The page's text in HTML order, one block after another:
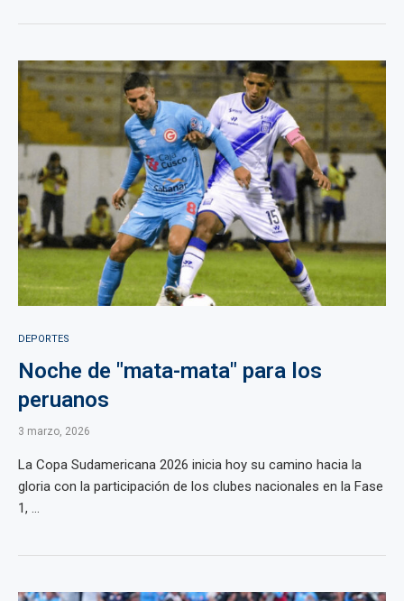
DEPORTES
Noche de "mata-mata" para los
peruanos
3 marzo, 2026
La Copa Sudamericana 2026 inicia hoy su camino hacia la
gloria con la participación de los clubes nacionales en la Fase
1, ...